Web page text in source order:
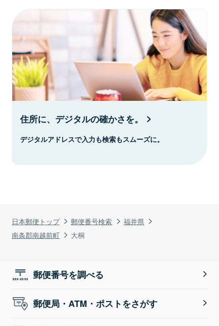
日本郵便トップ 郵便番号検索
福井県
南条郡南越前町
大桐
住所に、デジタルの確かさを。
デジタルアドレスで入力も検索もスムーズに。
郵便番号を調べる
郵便局・ATM・ポストをさがす